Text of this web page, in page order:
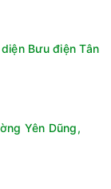
Kangaroo
đình, công ty,
KG45
Bưu điện Tân
Yên Dũng,